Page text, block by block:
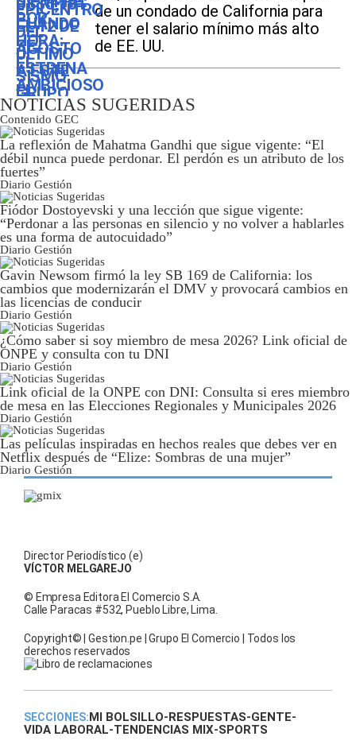
de un condado de California para
tener el salario mínimo más alto
de EE. UU.
NOTICIAS SUGERIDAS
Contenido GEC
La reflexión de Mahatma Gandhi que sigue vigente: “El
débil nunca puede perdonar. El perdón es un atributo de los
fuertes”
Diario Gestión
Fiódor Dostoyevski y una lección que sigue vigente:
“Perdonar a las personas en silencio y no volver a hablarles
es una forma de autocuidado”
Diario Gestión
Gavin Newsom firmó la ley SB 169 de California: los
cambios que modernizarán el DMV y provocará cambios en
las licencias de conducir
Diario Gestión
¿Cómo saber si soy miembro de mesa 2026? Link oficial de
ONPE y consulta con tu DNI
Diario Gestión
Link oficial de la ONPE con DNI: Consulta si eres miembro
de mesa en las Elecciones Regionales y Municipales 2026
Diario Gestión
Las películas inspiradas en hechos reales que debes ver en
Netflix después de “Elize: Sombras de una mujer”
Diario Gestión
Director Periodístico (e)
VÍCTOR MELGAREJO
© Empresa Editora El Comercio S.A.
Calle Paracas #532, Pueblo Libre, Lima.
Copyright© | Gestion.pe | Grupo El Comercio | Todos los
derechos reservados
SECCIONES: MI BOLSILLO- RESPUESTAS-GENTE-
VIDA LABORAL-TENDENCIAS MIX-SPORTS